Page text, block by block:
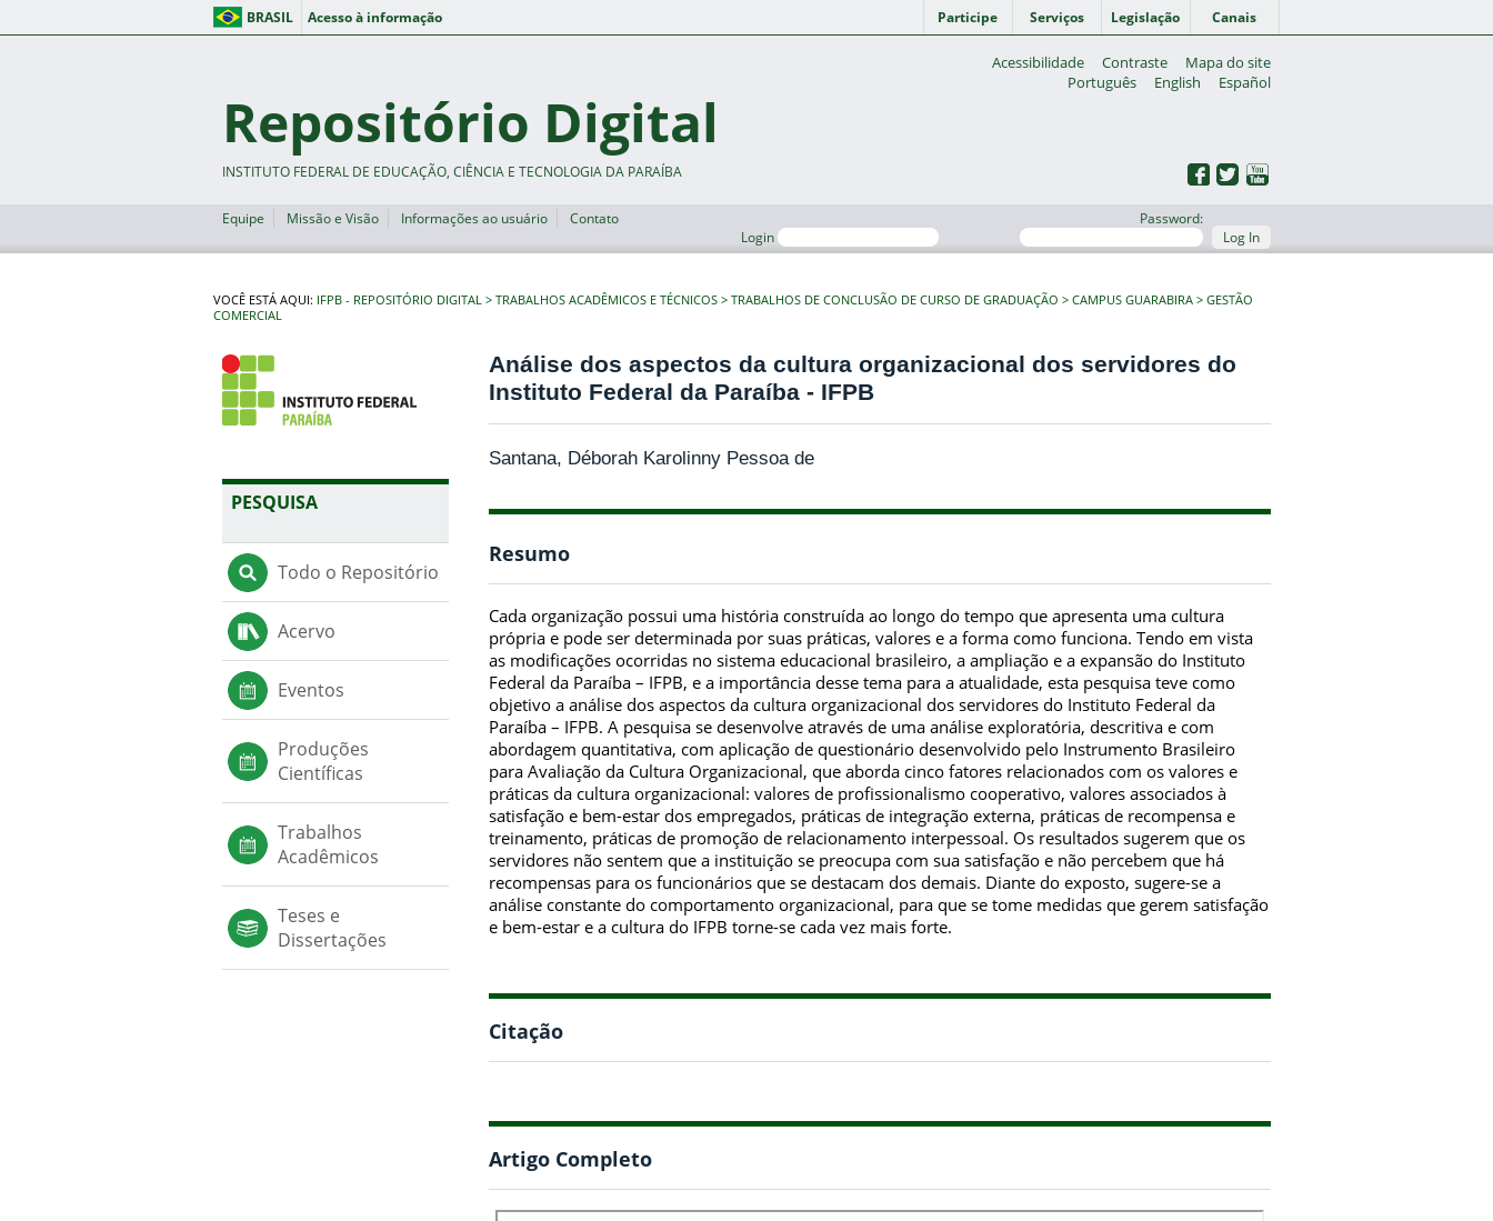
BRASIL Acesso à informação Participe Serviços Legislação Canais
Acessibilidade Contraste
Mapa do site
Português
English Español
Repositório Digital
INSTITUTO FEDERAL DE EDUCAÇÃO, CIÊNCIA E TECNOLOGIA DA PARAÍBA
Equipe Missão e Visão Informações ao usuário
Contato
Login
Password:
Log In
VOCÊ ESTÁ AQUI: IFPB - REPOSITÓRIO DIGITAL TRABALHOS ACADÊMICOS E TÉCNICOS TRABALHOS DE CONCLUSÃO DE CURSO DE GRADUAÇÃO CAMPUS GUARABIRA
GESTÃO
COMERCIAL
PESQUISA
Todo o Repositório
Acervo
Eventos
Produções
Científicas
Trabalhos
Acadêmicos
Teses e
Dissertações
Análise dos aspectos da cultura organizacional dos servidores do
Instituto Federal da Paraíba - IFPB
Santana, Déborah Karolinny Pessoa de
Resumo
Cada organização possui uma história construída ao longo do tempo que apresenta uma cultura
própria e pode ser determinada por suas práticas, valores e a forma como funciona. Tendo em vista
as modificações ocorridas no sistema educacional brasileiro, a ampliação e a expansão do Instituto
Federal da Paraíba – IFPB, e a importância desse tema para a atualidade, esta pesquisa teve como
objetivo a análise dos aspectos da cultura organizacional dos servidores do Instituto Federal da
Paraíba – IFPB. A pesquisa se desenvolve através de uma análise exploratória, descritiva e com
abordagem quantitativa, com aplicação de questionário desenvolvido pelo Instrumento Brasileiro
para Avaliação da Cultura Organizacional, que aborda cinco fatores relacionados com os valores e
práticas da cultura organizacional: valores de profissionalismo cooperativo, valores associados à
satisfação e bem-estar dos empregados, práticas de integração externa, práticas de recompensa e
treinamento, práticas de promoção de relacionamento interpessoal. Os resultados sugerem que os
servidores não sentem que a instituição se preocupa com sua satisfação e não percebem que há
recompensas para os funcionários que se destacam dos demais. Diante do exposto, sugere-se a
análise constante do comportamento organizacional, para que se tome medidas que gerem satisfação
e bem-estar e a cultura do IFPB torne-se cada vez mais forte.
Citação
Artigo Completo